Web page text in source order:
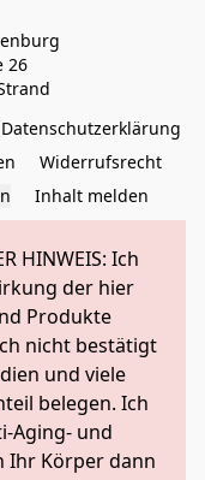
26
Datenschutzerklärung
Widerrufsrecht
Inhalt melden